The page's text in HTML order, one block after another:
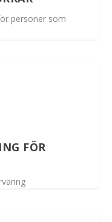
personer som
FÖR